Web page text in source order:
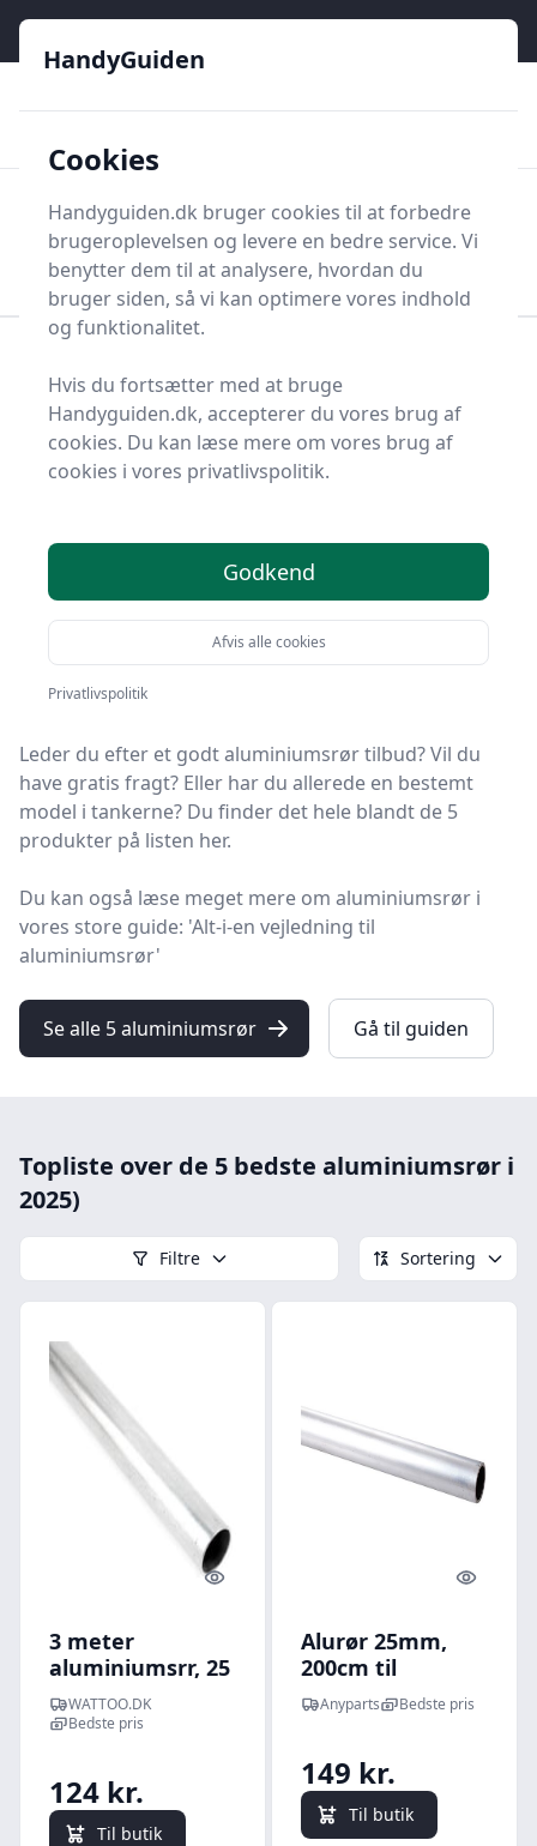
HandyGuiden
Søg nu
Søg nu
Håndværktøj
Rør og Rørværktøj
Aluminiumsrør
Topliste over de 5
2025
Velkommen til HandyGuiden! Vi har gjort arbejdet for
dig og udvalgt 5 af de bedste aluminiumsrør på
markedet.
Leder du efter et godt aluminiumsrør tilbud? Vil du
have gratis fragt? Eller har du allerede en bestemt
model i tankerne? Du finder det hele blandt de 5
produkter på listen her.
Du kan også læse meget mere om aluminiumsrør i
vores store guide: 'Alt-i-en vejledning til
aluminiumsrør'
Se alle 5 aluminiumsrør Gå til guiden
Topliste over de 5 bedste aluminiumsrør i
2025)
Filtre Sortering
Quick look
3 meter
aluminiumsrr, 25
mm til
aluminiumsrr til
WATTOO.DK
Bedste pris
124 kr.
Til butik
Quick
Alurør 25mm,
200cm til
presenningsstativ
til scepter -
Anyparts Bedste pris
149 kr.
Til butik
HandyGuiden
Cookies
Handyguiden.dk bruger cookies til at forbedre
brugeroplevelsen og levere en bedre service. Vi
benytter dem til at analysere, hvordan du
bruger siden, så vi kan optimere vores indhold
og funktionalitet.
Hvis du fortsætter med at bruge
Handyguiden.dk, accepterer du vores brug af
cookies. Du kan læse mere om vores brug af
cookies i vores privatlivspolitik.
Godkend
Afvis alle cookies
Privatlivspolitik